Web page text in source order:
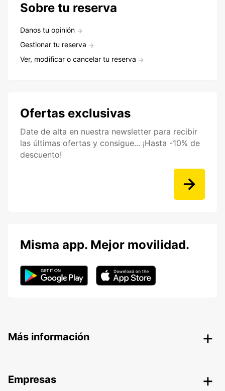
Sobre tu reserva
Danos tu opinión
Gestionar tu reserva
Ver, modificar o cancelar tu reserva
Ofertas exclusivas
Date de alta en nuestra newsletter para recibir
las últimas ofertas y consigue... ¡Hasta -10% de
descuento!
Misma app. Mejor movilidad.
Más información
Empresas